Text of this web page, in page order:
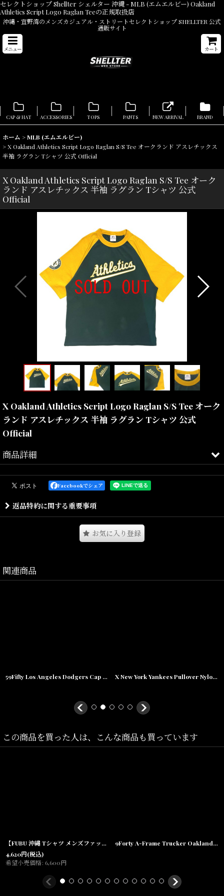
セレクトショップ Shellter シェルター 沖縄 - MLB (エムエルビー) Oakland
Athletics Script Logo Raglan Teeの正規取扱店
沖縄・宜野湾のメンズカジュアル・ストリートセレクトショップ SHELLTER 公式
通販サイト
メニュー カート
CAP & HAT ACCESSORIES TOPS PANTS NEW ARRIVAL BRAND
ホーム >MLB (エムエルビー)
>X Oakland Athletics Script Logo Raglan S/S Tee オークランド アスレチックス
半袖 ラグラン Tシャツ 公式 Official
X Oakland Athletics Script Logo Raglan S/S Tee オーク
ランド アスレチックス 半袖 ラグラン Tシャツ 公式
Official
X Oakland Athletics Script Logo Raglan S/S Tee オーク
ランド アスレチックス 半袖 ラグラン Tシャツ 公式
Official
商品詳細
MLB / Major League Baseball (エムエルビー / メジャーリーグベース
ボール)は、アメリカ、及びカナダ所在の合計30球団により編成され
ーグの1つ。
ナショナル・リーグ（1876年創設）とアメリカン・リーグ（1900年
MLB公式ライセンス、各球団のアイテムをラインナップしておりま
胸元にチームネームのスクリプトロゴをワッペン刺繍で配し、右袖
XL/LL(着丈:76cm,身幅:64cm,裄丈:48.5cm)
素材/本体:Cotton100%
リブ:cotton95%.ポリウレタン5%
Facebookでシェア
返品特約に関する重要事項
お気に入り登録
関連商品
59Fifty Los Angeles Dodgers Cap ワールドシリーズ ロサンゼルス ドジャース オールスター キャップ 帽子 MLB 公式 Official X New York Yankees Pullover Nylon Hooded Jacket ニューヨーク ヤンキース ハーフジップ ナイロン プルオーバー ジャケット MLB 公式 Official
この商品を買った人は、こんな商品も買っています
【FUBU 沖縄 Tシャツ メンズファッション 通販】Script Logo S/S embroidery Tee 刺繍 ロゴ 半袖
4,620円(税込)
希望小売価格: 6,600円
9Forty A-Frame Trucker Oakland Athletics Mesh Cap Logo MLB オークランド アスレチックス メッシュ キャップ 帽子